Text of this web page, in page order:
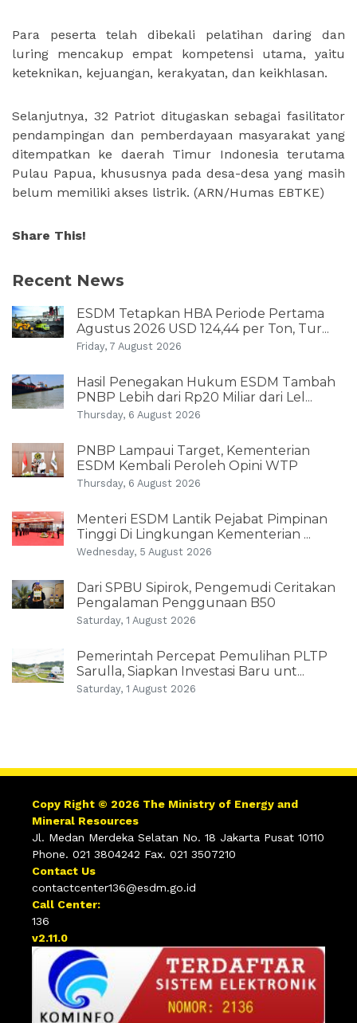
Para peserta telah dibekali pelatihan daring dan
luring mencakup empat kompetensi utama, yaitu
keteknikan, kejuangan, kerakyatan, dan keikhlasan.
Selanjutnya, 32 Patriot ditugaskan sebagai fasilitator
pendampingan dan pemberdayaan masyarakat yang
ditempatkan ke daerah Timur Indonesia terutama
Pulau Papua, khususnya pada desa-desa yang masih
belum memiliki akses listrik. (ARN/Humas EBTKE)
Share This!
Recent News
ESDM Tetapkan HBA Periode Pertama
Agustus 2026 USD 124,44 per Ton, Tur...
Friday, 7 August 2026
Hasil Penegakan Hukum ESDM Tambah
PNBP Lebih dari Rp20 Miliar dari Lel...
Thursday, 6 August 2026
PNBP Lampaui Target, Kementerian
ESDM Kembali Peroleh Opini WTP
Thursday, 6 August 2026
Menteri ESDM Lantik Pejabat Pimpinan
Tinggi Di Lingkungan Kementerian ...
Wednesday, 5 August 2026
Dari SPBU Sipirok, Pengemudi Ceritakan
Pengalaman Penggunaan B50
Saturday, 1 August 2026
Pemerintah Percepat Pemulihan PLTP
Sarulla, Siapkan Investasi Baru unt...
Saturday, 1 August 2026
Copy Right © 2026 The Ministry of Energy and
Mineral Resources
Jl. Medan Merdeka Selatan No. 18 Jakarta Pusat 10110
Phone. 021 3804242 Fax. 021 3507210
Contact Us
contactcenter136@esdm.go.id
Call Center:
136
v2.11.0